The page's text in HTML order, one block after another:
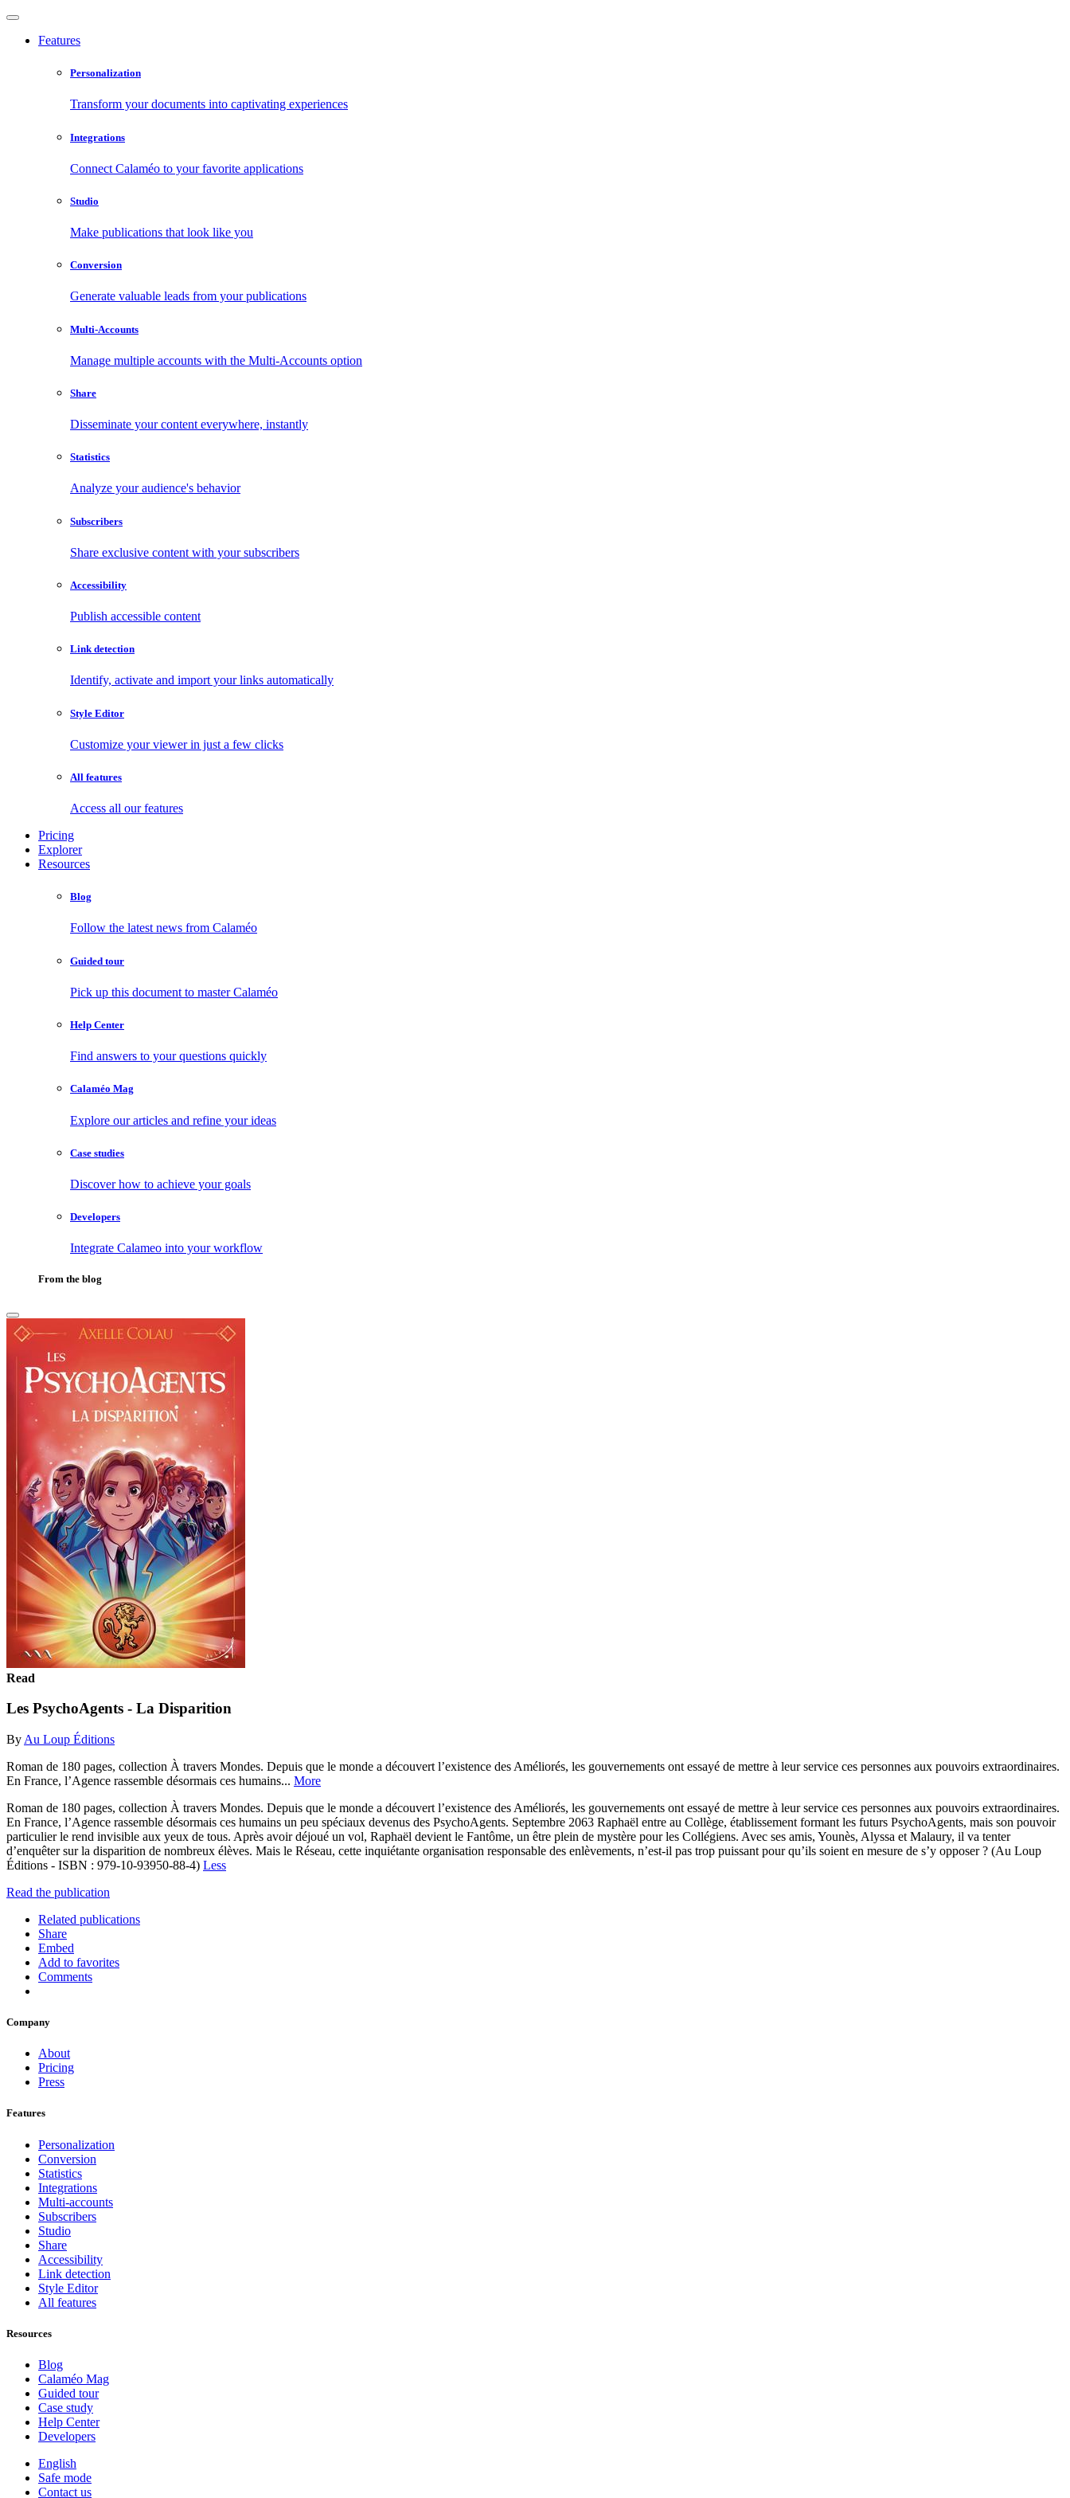
Features
Personalization
Transform your documents into captivating experiences
Integrations
Connect Calaméo to your favorite applications
Studio
Make publications that look like you
Conversion
Generate valuable leads from your publications
Multi-Accounts
Manage multiple accounts with the Multi-Accounts option
Share
Disseminate your content everywhere, instantly
Statistics
Analyze your audience's behavior
Subscribers
Share exclusive content with your subscribers
Accessibility
Publish accessible content
Link detection
Identify, activate and import your links automatically
Style Editor
Customize your viewer in just a few clicks
All features
Access all our features
Pricing
Explorer
Resources
Blog
Follow the latest news from Calaméo
Guided tour
Pick up this document to master Calaméo
Help Center
Find answers to your questions quickly
Calaméo Mag
Explore our articles and refine your ideas
Case studies
Discover how to achieve your goals
Developers
Integrate Calameo into your workflow
From the blog
Read
Les PsychoAgents - La Disparition
By Au Loup Éditions
Roman de 180 pages, collection À travers Mondes. Depuis que le monde a découvert l’existence des Améliorés, les gouvernements ont essayé de mettre à leur service ces personnes aux pouvoirs extraordinaires.
En France, l’Agence rassemble désormais ces humains... More
Roman de 180 pages, collection À travers Mondes. Depuis que le monde a découvert l’existence des Améliorés, les gouvernements ont essayé de mettre à leur service ces personnes aux pouvoirs extraordinaires.
En France, l’Agence rassemble désormais ces humains un peu spéciaux devenus des PsychoAgents. Septembre 2063 Raphaël entre au Collège, établissement formant les futurs PsychoAgents, mais son pouvoir
particulier le rend invisible aux yeux de tous. Après avoir déjoué un vol, Raphaël devient le Fantôme, un être plein de mystère pour les Collégiens. Avec ses amis, Younès, Alyssa et Malaury, il va tenter
d’enquêter sur la disparition de nombreux élèves. Mais le Réseau, cette inquiétante organisation responsable des enlèvements, n’est-il pas trop puissant pour qu’ils soient en mesure de s’y opposer ? (Au Loup
Éditions - ISBN : 979-10-93950-88-4) Less
Read the publication
Related publications
Share
Embed
Add to favorites
Comments
Company
About
Pricing
Press
Features
Personalization
Conversion
Statistics
Integrations
Multi-accounts
Subscribers
Studio
Share
Accessibility
Link detection
Style Editor
All features
Resources
Blog
Calaméo Mag
Guided tour
Case study
Help Center
Developers
English
Safe mode
Contact us